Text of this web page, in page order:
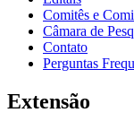
Comitês e
Câmara de
Contato
Perguntas
Extensão